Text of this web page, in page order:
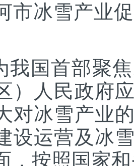
市冰雪产业
我国首部聚
）人民政府
对冰雪产业
设运营及冰
，按照国家